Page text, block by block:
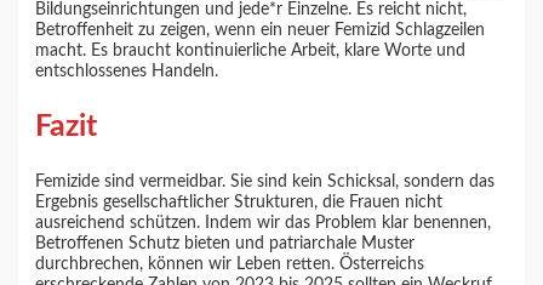
Bildungseinrichtungen und jede*r Einzelne. Es reicht nicht,
Betroffenheit zu zeigen, wenn ein neuer Femizid Schlagzeilen
macht. Es braucht kontinuierliche Arbeit, klare Worte und
entschlossenes Handeln.
Fazit
Femizide sind vermeidbar. Sie sind kein Schicksal, sondern das
Ergebnis gesellschaftlicher Strukturen, die Frauen nicht
ausreichend schützen. Indem wir das Problem klar benennen,
Betroffenen Schutz bieten und patriarchale Muster
durchbrechen, können wir Leben retten. Österreichs